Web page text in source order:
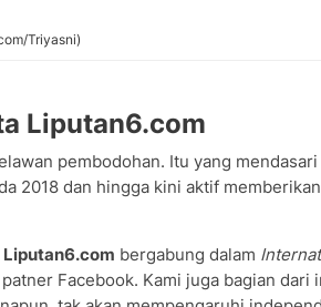
Triyasni)
Liputan6.com
pembodohan. Itu yang
2018 dan hingga kini aktif
Liputan6.com bergabung dalam
Facebook. Kami juga bagian dari